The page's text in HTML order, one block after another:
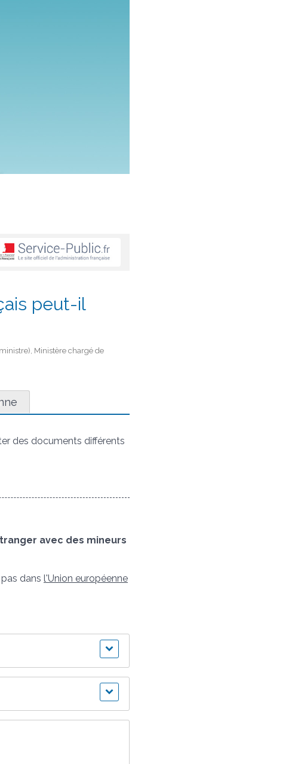
peut-il
Ministère chargé de
des documents différents
avec des mineurs
dans l'Union européenne